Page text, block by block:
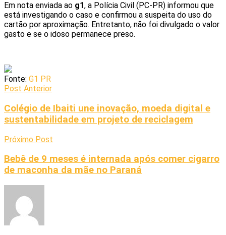
Em nota enviada ao g1, a Polícia Civil (PC-PR) informou que
está investigando o caso e confirmou a suspeita do uso do
cartão por aproximação. Entretanto, não foi divulgado o valor
gasto e se o idoso permanece preso.
Fonte: G1 PR
Post Anterior
Colégio de Ibaiti une inovação, moeda digital e
sustentabilidade em projeto de reciclagem
Próximo Post
Bebê de 9 meses é internada após comer cigarro
de maconha da mãe no Paraná